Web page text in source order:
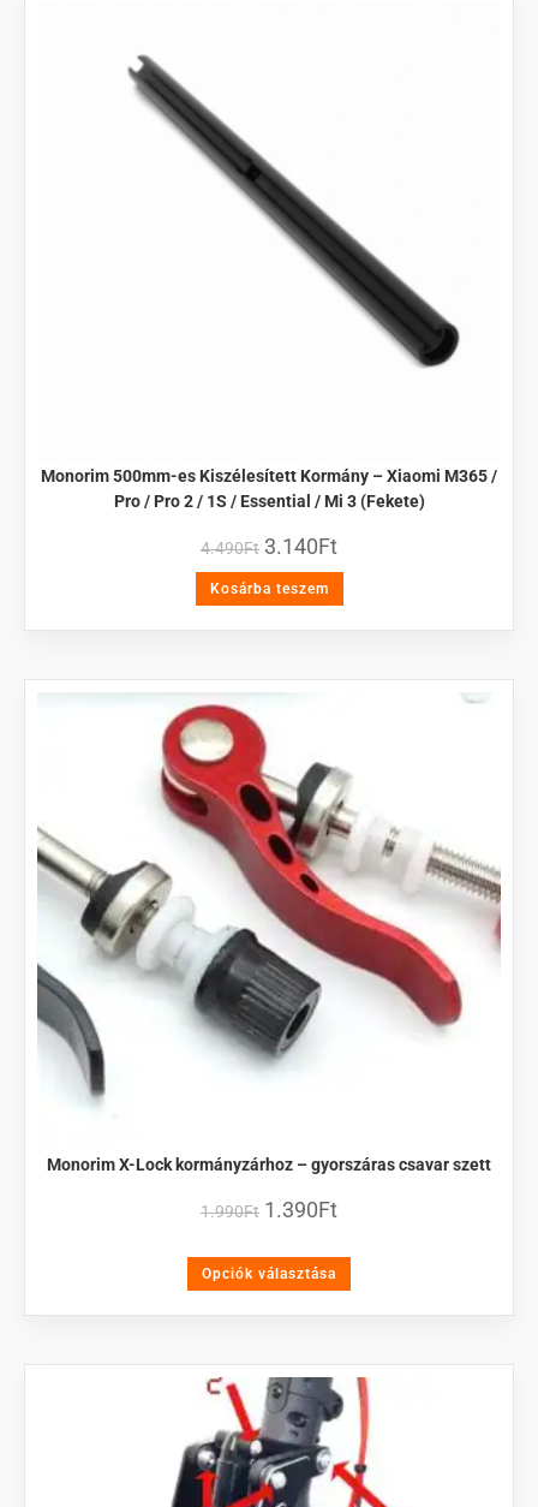
Monorim 500mm-es Kiszélesített Kormány – Xiaomi M365 /
Pro / Pro 2 / 1S / Essential / Mi 3 (Fekete)
4.490Ft 3.140Ft
Kosárba teszem
Monorim X-Lock kormányzárhoz – gyorszáras csavar szett
1.990Ft 1.390Ft
Opciók választása